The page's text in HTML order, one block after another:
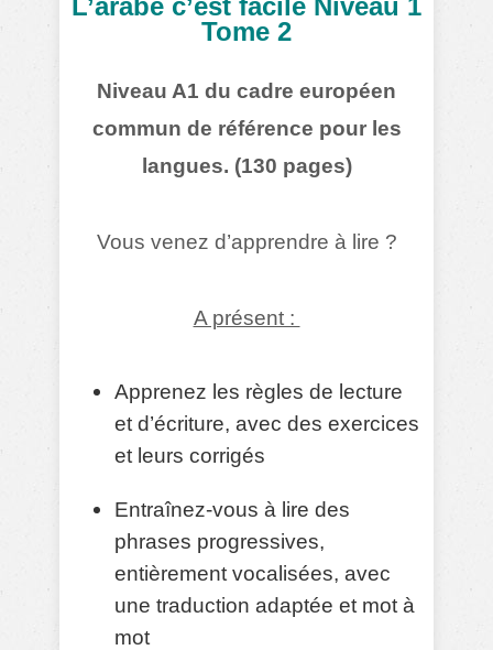
L’arabe c’est facile Niveau 1
Tome 2
Niveau A1 du cadre européen
commun de référence pour les
langues. (130 pages)
Vous venez d’apprendre à lire ?
A présent :
Apprenez les règles de lecture
et d’écriture, avec des exercices
et leurs corrigés
Entraînez-vous à lire des
phrases progressives,
entièrement vocalisées, avec
une traduction adaptée et mot à
mot